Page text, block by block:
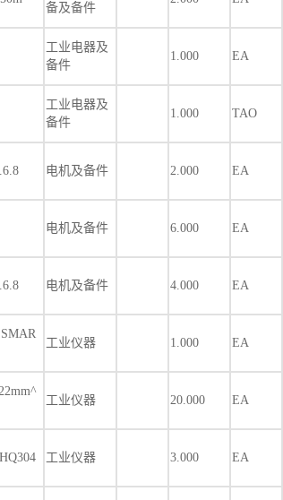
备及备件
工业电器及
备件
1.000 EA
工业电器及
备件
1.000 TAO
电机及备件 2.000 EA
电机及备件 6.000 EA
电机及备件 4.000 EA
工业仪器 1.000 EA
工业仪器 20.000 EA
工业仪器 3.000 EA